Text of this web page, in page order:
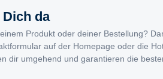
da
Produkt oder deiner Bestellung?
auf der Homepage oder die
dir umgehend und garantieren die